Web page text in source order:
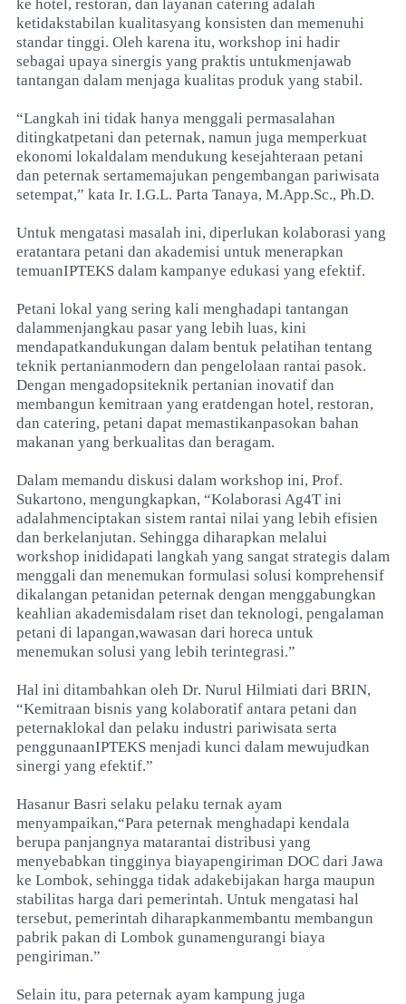
ke hotel, restoran, dan layanan catering adalah
ketidakstabilan kualitasyang konsisten dan memenuhi
standar tinggi. Oleh karena itu, workshop ini hadir
sebagai upaya sinergis yang praktis untukmenjawab
tantangan dalam menjaga kualitas produk yang stabil.
“Langkah ini tidak hanya menggali permasalahan
ditingkatpetani dan peternak, namun juga memperkuat
ekonomi lokaldalam mendukung kesejahteraan petani
dan peternak sertamemajukan pengembangan pariwisata
setempat,” kata Ir. I.G.L. Parta Tanaya, M.App.Sc., Ph.D.
Untuk mengatasi masalah ini, diperlukan kolaborasi yang
eratantara petani dan akademisi untuk menerapkan
temuanIPTEKS dalam kampanye edukasi yang efektif.
Petani lokal yang sering kali menghadapi tantangan
dalammenjangkau pasar yang lebih luas, kini
mendapatkandukungan dalam bentuk pelatihan tentang
teknik pertanianmodern dan pengelolaan rantai pasok.
Dengan mengadopsiteknik pertanian inovatif dan
membangun kemitraan yang eratdengan hotel, restoran,
dan catering, petani dapat memastikanpasokan bahan
makanan yang berkualitas dan beragam.
Dalam memandu diskusi dalam workshop ini, Prof.
Sukartono, mengungkapkan, “Kolaborasi Ag4T ini
adalahmenciptakan sistem rantai nilai yang lebih efisien
dan berkelanjutan. Sehingga diharapkan melalui
workshop inididapati langkah yang sangat strategis dalam
menggali dan menemukan formulasi solusi komprehensif
dikalangan petanidan peternak dengan menggabungkan
keahlian akademisdalam riset dan teknologi, pengalaman
petani di lapangan,wawasan dari horeca untuk
menemukan solusi yang lebih terintegrasi.”
Hal ini ditambahkan oleh Dr. Nurul Hilmiati dari BRIN,
“Kemitraan bisnis yang kolaboratif antara petani dan
peternaklokal dan pelaku industri pariwisata serta
penggunaanIPTEKS menjadi kunci dalam mewujudkan
sinergi yang efektif.”
Hasanur Basri selaku pelaku ternak ayam
menyampaikan,“Para peternak menghadapi kendala
berupa panjangnya matarantai distribusi yang
menyebabkan tingginya biayapengiriman DOC dari Jawa
ke Lombok, sehingga tidak adakebijakan harga maupun
stabilitas harga dari pemerintah. Untuk mengatasi hal
tersebut, pemerintah diharapkanmembantu membangun
pabrik pakan di Lombok gunamengurangi biaya
pengiriman.”
Selain itu, para peternak ayam kampung juga